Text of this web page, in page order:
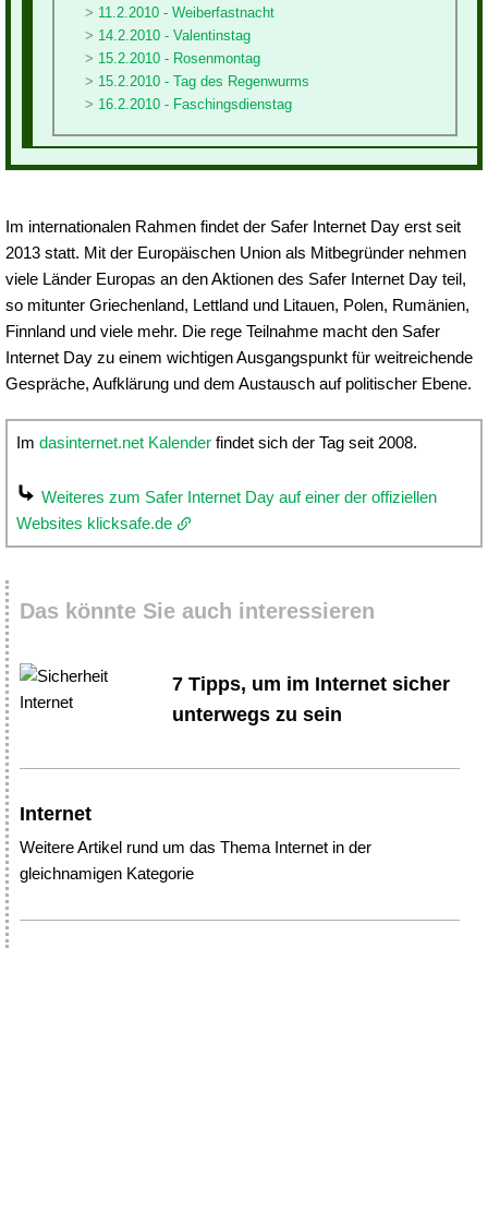
11.2.2010 - Weiberfastnacht
14.2.2010 - Valentinstag
15.2.2010 - Rosenmontag
15.2.2010 - Tag des Regenwurms
16.2.2010 - Faschingsdienstag
Im internationalen Rahmen findet der Safer Internet Day erst seit
2013 statt. Mit der Europäischen Union als Mitbegründer nehmen
viele Länder Europas an den Aktionen des Safer Internet Day teil,
so mitunter Griechenland, Lettland und Litauen, Polen, Rumänien,
Finnland und viele mehr. Die rege Teilnahme macht den Safer
Internet Day zu einem wichtigen Ausgangspunkt für weitreichende
Gespräche, Aufklärung und dem Austausch auf politischer Ebene.
Im dasinternet.net Kalender findet sich der Tag seit 2008.
Weiteres zum Safer Internet Day auf einer der offiziellen
Websites klicksafe.de
Das könnte Sie auch interessieren
7 Tipps, um im Internet sicher
unterwegs zu sein
Internet
Weitere Artikel rund um das Thema Internet in der
gleichnamigen Kategorie